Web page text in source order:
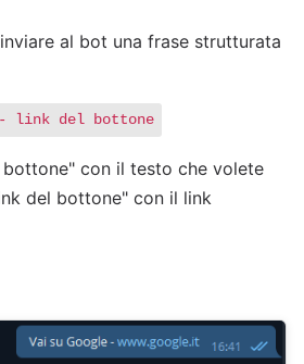
al bot una frase strutturata
link del bottone
con il testo che volete
del bottone" con il link